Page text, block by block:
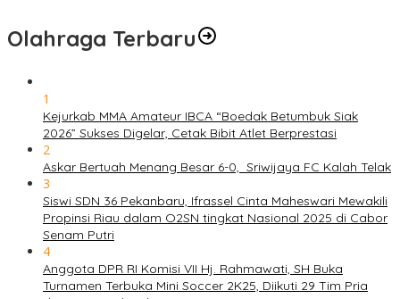
Olahraga Terbaru
1
Kejurkab MMA Amateur IBCA “Boedak Betumbuk Siak
2026” Sukses Digelar, Cetak Bibit Atlet Berprestasi
2
Askar Bertuah Menang Besar 6-0, Sriwijaya FC Kalah Telak
3
Siswi SDN 36 Pekanbaru, Ifrassel Cinta Maheswari Mewakili
Propinsi Riau dalam O2SN tingkat Nasional 2025 di Cabor
Senam Putri
4
Anggota DPR RI Komisi VII Hj. Rahmawati, SH Buka
Turnamen Terbuka Mini Soccer 2K25, Diikuti 29 Tim Pria